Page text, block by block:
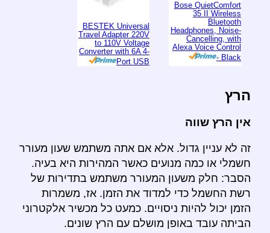
Bose QuietComfort
35 II Wireless
Bluetooth
Headphones, Noise-
Cancelling, with
Alexa Voice Control
- Black
BESTEK Universal
Travel Adapter 220V
to 110V Voltage
Converter with 6A 4-
Port USB
הרץ
אין הרץ שווה
זה לא עניין גדול. אלא אם אתה משתמש שעון מעורר
חשמלי או כמה מנועים כאשר המהירות היא בעיה.
הסבר: חלק משעון המעורר משתמש בתדירות של
רשת החשמל כדי למדוד את הזמן. אז, משמרות
הזמן יכול להיות ניסויים. כמעט כל מכשיר אלקטרוני
הביתה עובד באופן מושלם עם הרץ שונים.